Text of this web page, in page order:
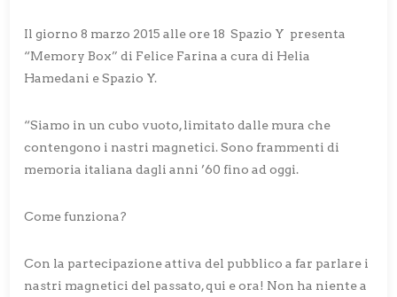
Il giorno 8 marzo 2015 alle ore 18 Spazio Y presenta
“Memory Box” di Felice Farina a cura di Helia
Hamedani e Spazio Y.
“Siamo in un cubo vuoto, limitato dalle mura che
contengono i nastri magnetici. Sono frammenti di
memoria italiana dagli anni ’60 fino ad oggi.
Come funziona?
Con la partecipazione attiva del pubblico a far parlare i
nastri magnetici del passato, qui e ora! Non ha niente a